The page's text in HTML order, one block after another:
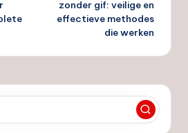
zonder gif: veilige en
effectieve methodes
die werken